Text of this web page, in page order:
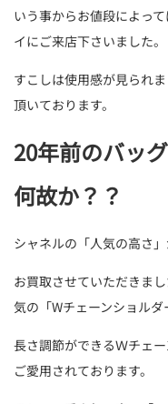
いう事からお値段によっ
イにご来店下さいました。
すこしは使用感が見られ
頂いております。
20年前のバッ
何故か？？
シャネルの「人気の高さ」
お買取させていただきま
気の「Wチェーンショルダ
長さ調節ができるＷチェ
ご愛用されております。